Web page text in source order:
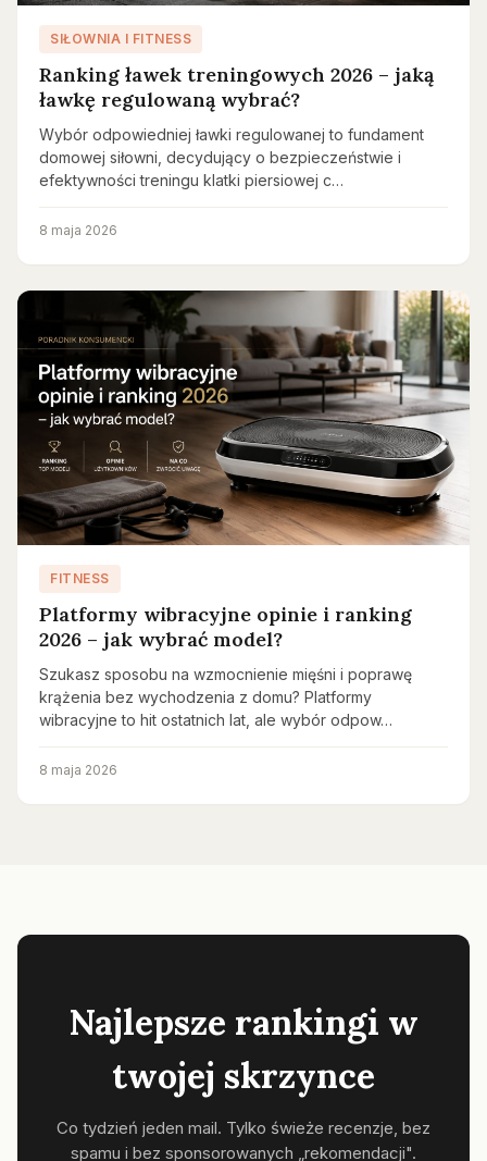
SIŁOWNIA I FITNESS
Ranking ławek treningowych 2026 – jaką
ławkę regulowaną wybrać?
Wybór odpowiedniej ławki regulowanej to fundament
domowej siłowni, decydujący o bezpieczeństwie i
efektywności treningu klatki piersiowej c…
8 maja 2026
FITNESS
Platformy wibracyjne opinie i ranking
2026 – jak wybrać model?
Szukasz sposobu na wzmocnienie mięśni i poprawę
krążenia bez wychodzenia z domu? Platformy
wibracyjne to hit ostatnich lat, ale wybór odpow…
8 maja 2026
Najlepsze rankingi w
twojej skrzynce
Co tydzień jeden mail. Tylko świeże recenzje, bez
spamu i bez sponsorowanych „rekomendacji".